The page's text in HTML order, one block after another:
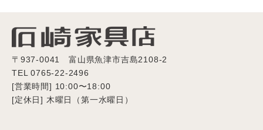
〒937-0041 富山県魚津市吉島2108-2
TEL 0765-22-2496
[営業時間] 10:00〜18:00
[定休日] 木曜日（第一水曜日）